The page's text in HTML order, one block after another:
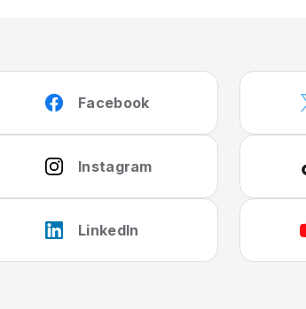
Facebook
Instagram
LinkedIn